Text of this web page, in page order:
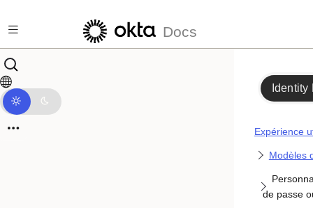
Docs
Identity
Expérience
Modèles
de passe